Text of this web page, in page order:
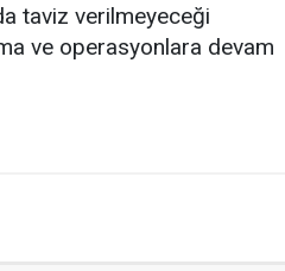
taviz verilmeyeceği
ve operasyonlara devam